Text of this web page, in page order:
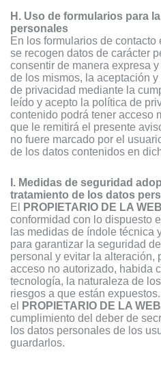
H. Uso de formularios para
personales
En los formularios de
se recogen datos de carácter
consentir de manera expresa
de los mismos, la aceptación
de privacidad mediante la
leído y acepto la política de
contenido podrá tener acceso
que le remitirá el presente
no fuere marcado por el
de los datos contenidos en
I. Medidas de seguridad
tratamiento de los datos
El PROPIETARIO DE LA WEB
conformidad con lo dispuesto
las medidas de índole técnica
para garantizar la seguridad
personal y evitar la alteración,
acceso no autorizado, habida
tecnología, la naturaleza de
riesgos a que están
el PROPIETARIO DE LA WEB
cumplimiento del deber de
los datos personales de los
guardarlos.